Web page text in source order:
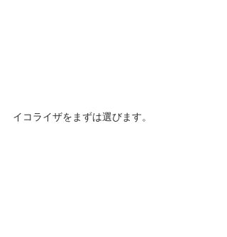
イコライザをまずは選びます。